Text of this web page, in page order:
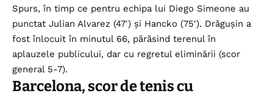
Spurs, în timp ce pentru echipa lui Diego Simeone au
punctat Julian Alvarez (47′) și Hancko (75′). Drăgușin a
fost înlocuit în minutul 66, părăsind terenul în
aplauzele publicului, dar cu regretul eliminării (scor
general 5-7).
Barcelona, scor de tenis cu